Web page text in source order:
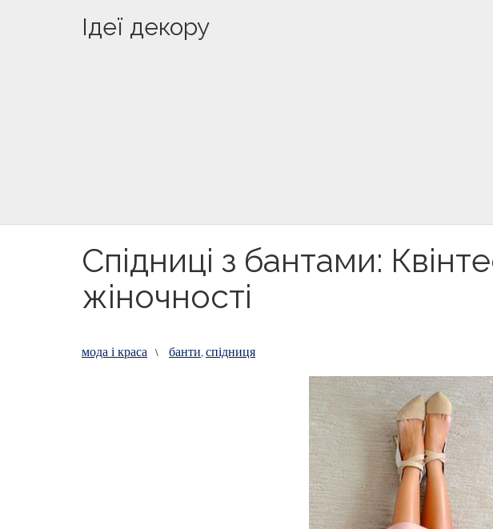
Ідеї декору
Спідниці з бантами:
жіночності
мода і краса \ банти,спідниця